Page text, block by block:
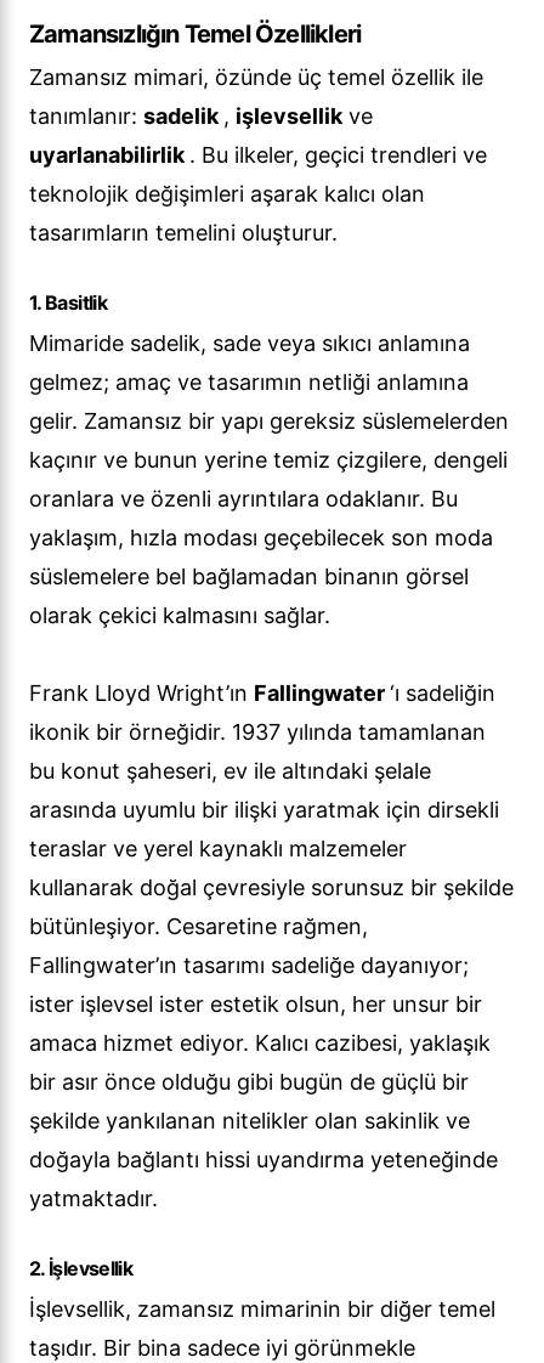
Zamansızlığın Temel Özellikleri
Zamansız mimari, özünde üç temel özellik ile
tanımlanır: sadelik, işlevsellikve
uyarlanabilirlik. Bu ilkeler, geçici trendleri ve
teknolojik değişimleri aşarak kalıcı olan
tasarımların temelini oluşturur.
1. Basitlik
Mimaride sadelik, sade veya sıkıcı anlamına
gelmez; amaç ve tasarımın netliği anlamına
gelir. Zamansız bir yapı gereksiz süslemelerden
kaçınır ve bunun yerine temiz çizgilere, dengeli
oranlara ve özenli ayrıntılara odaklanır. Bu
yaklaşım, hızla modası geçebilecek son moda
süslemelere bel bağlamadan binanın görsel
olarak çekici kalmasını sağlar.
Frank Lloyd Wright’ın Fallingwater‘ı sadeliğin
ikonik bir örneğidir. 1937 yılında tamamlanan
bu konut şaheseri, ev ile altındaki şelale
arasında uyumlu bir ilişki yaratmak için dirsekli
teraslar ve yerel kaynaklı malzemeler
kullanarak doğal çevresiyle sorunsuz bir şekilde
bütünleşiyor. Cesaretine rağmen,
Fallingwater’ın tasarımı sadeliğe dayanıyor;
ister işlevsel ister estetik olsun, her unsur bir
amaca hizmet ediyor. Kalıcı cazibesi, yaklaşık
bir asır önce olduğu gibi bugün de güçlü bir
şekilde yankılanan nitelikler olan sakinlik ve
doğayla bağlantı hissi uyandırma yeteneğinde
yatmaktadır.
2. İşlevsellik
İşlevsellik, zamansız mimarinin bir diğer temel
taşıdır. Bir bina sadece iyi görünmekle